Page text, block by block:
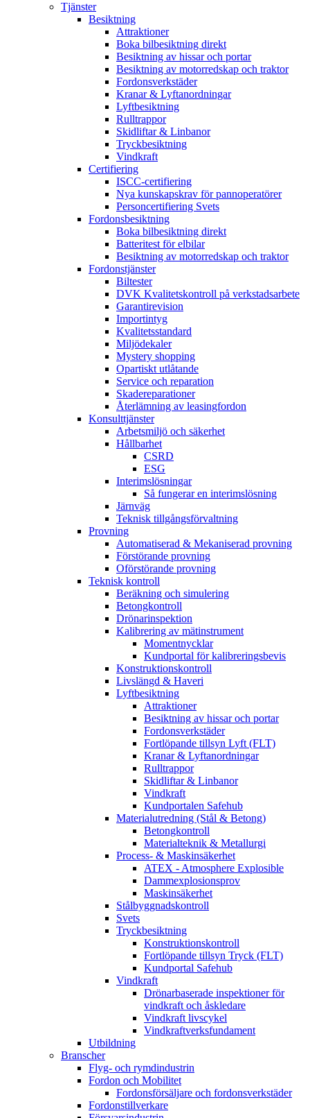
Tjänster
Besiktning
Attraktioner
Boka bilbesiktning direkt
Besiktning av hissar och portar
Besiktning av motorredskap och traktor
Fordonsverkstäder
Kranar & Lyftanordningar
Lyftbesiktning
Rulltrappor
Skidliftar & Linbanor
Tryckbesiktning
Vindkraft
Certifiering
ISCC-certifiering
Nya kunskapskrav för pannoperatörer
Personcertifiering Svets
Fordonsbesiktning
Boka bilbesiktning direkt
Batteritest för elbilar
Besiktning av motorredskap och traktor
Fordonstjänster
Biltester
DVK Kvalitetskontroll på verkstadsarbete
Garantirevision
Importintyg
Kvalitetsstandard
Miljödekaler
Mystery shopping
Opartiskt utlåtande
Service och reparation
Skadereparationer
Återlämning av leasingfordon
Konsulttjänster
Arbetsmiljö och säkerhet
Hållbarhet
CSRD
ESG
Interimslösningar
Så fungerar en interimslösning
Järnväg
Teknisk tillgångsförvaltning
Provning
Automatiserad & Mekaniserad provning
Förstörande provning
Oförstörande provning
Teknisk kontroll
Beräkning och simulering
Betongkontroll
Drönarinspektion
Kalibrering av mätinstrument
Momentnycklar
Kundportal för kalibreringsbevis
Konstruktionskontroll
Livslängd & Haveri
Lyftbesiktning
Attraktioner
Besiktning av hissar och portar
Fordonsverkstäder
Fortlöpande tillsyn Lyft (FLT)
Kranar & Lyftanordningar
Rulltrappor
Skidliftar & Linbanor
Vindkraft
Kundportalen Safehub
Materialutredning (Stål & Betong)
Betongkontroll
Materialteknik & Metallurgi
Process- & Maskinsäkerhet
ATEX - Atmosphere Explosible
Dammexplosionsprov
Maskinsäkerhet
Stålbyggnadskontroll
Svets
Tryckbesiktning
Konstruktionskontroll
Fortlöpande tillsyn Tryck (FLT)
Kundportal Safehub
Vindkraft
Drönarbaserade inspektioner för
vindkraft och åskledare
Vindkraft livscykel
Vindkraftverksfundament
Utbildning
Branscher
Flyg- och rymdindustrin
Fordon och Mobilitet
Fordonsförsäljare och fordonsverkstäder
Fordonstillverkare